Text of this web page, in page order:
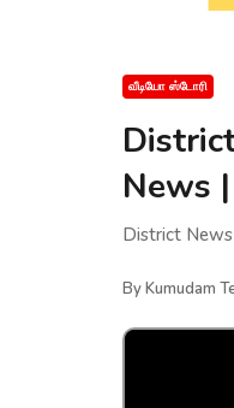
வீடியோ ஸ்டோரி
News
District
ByKumudam